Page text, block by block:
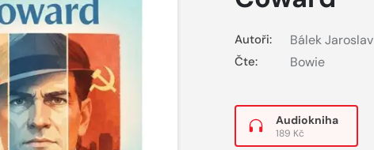
Autoři: Bálek Jaroslav
Čte: Bowie
Audiokniha
189 Kč